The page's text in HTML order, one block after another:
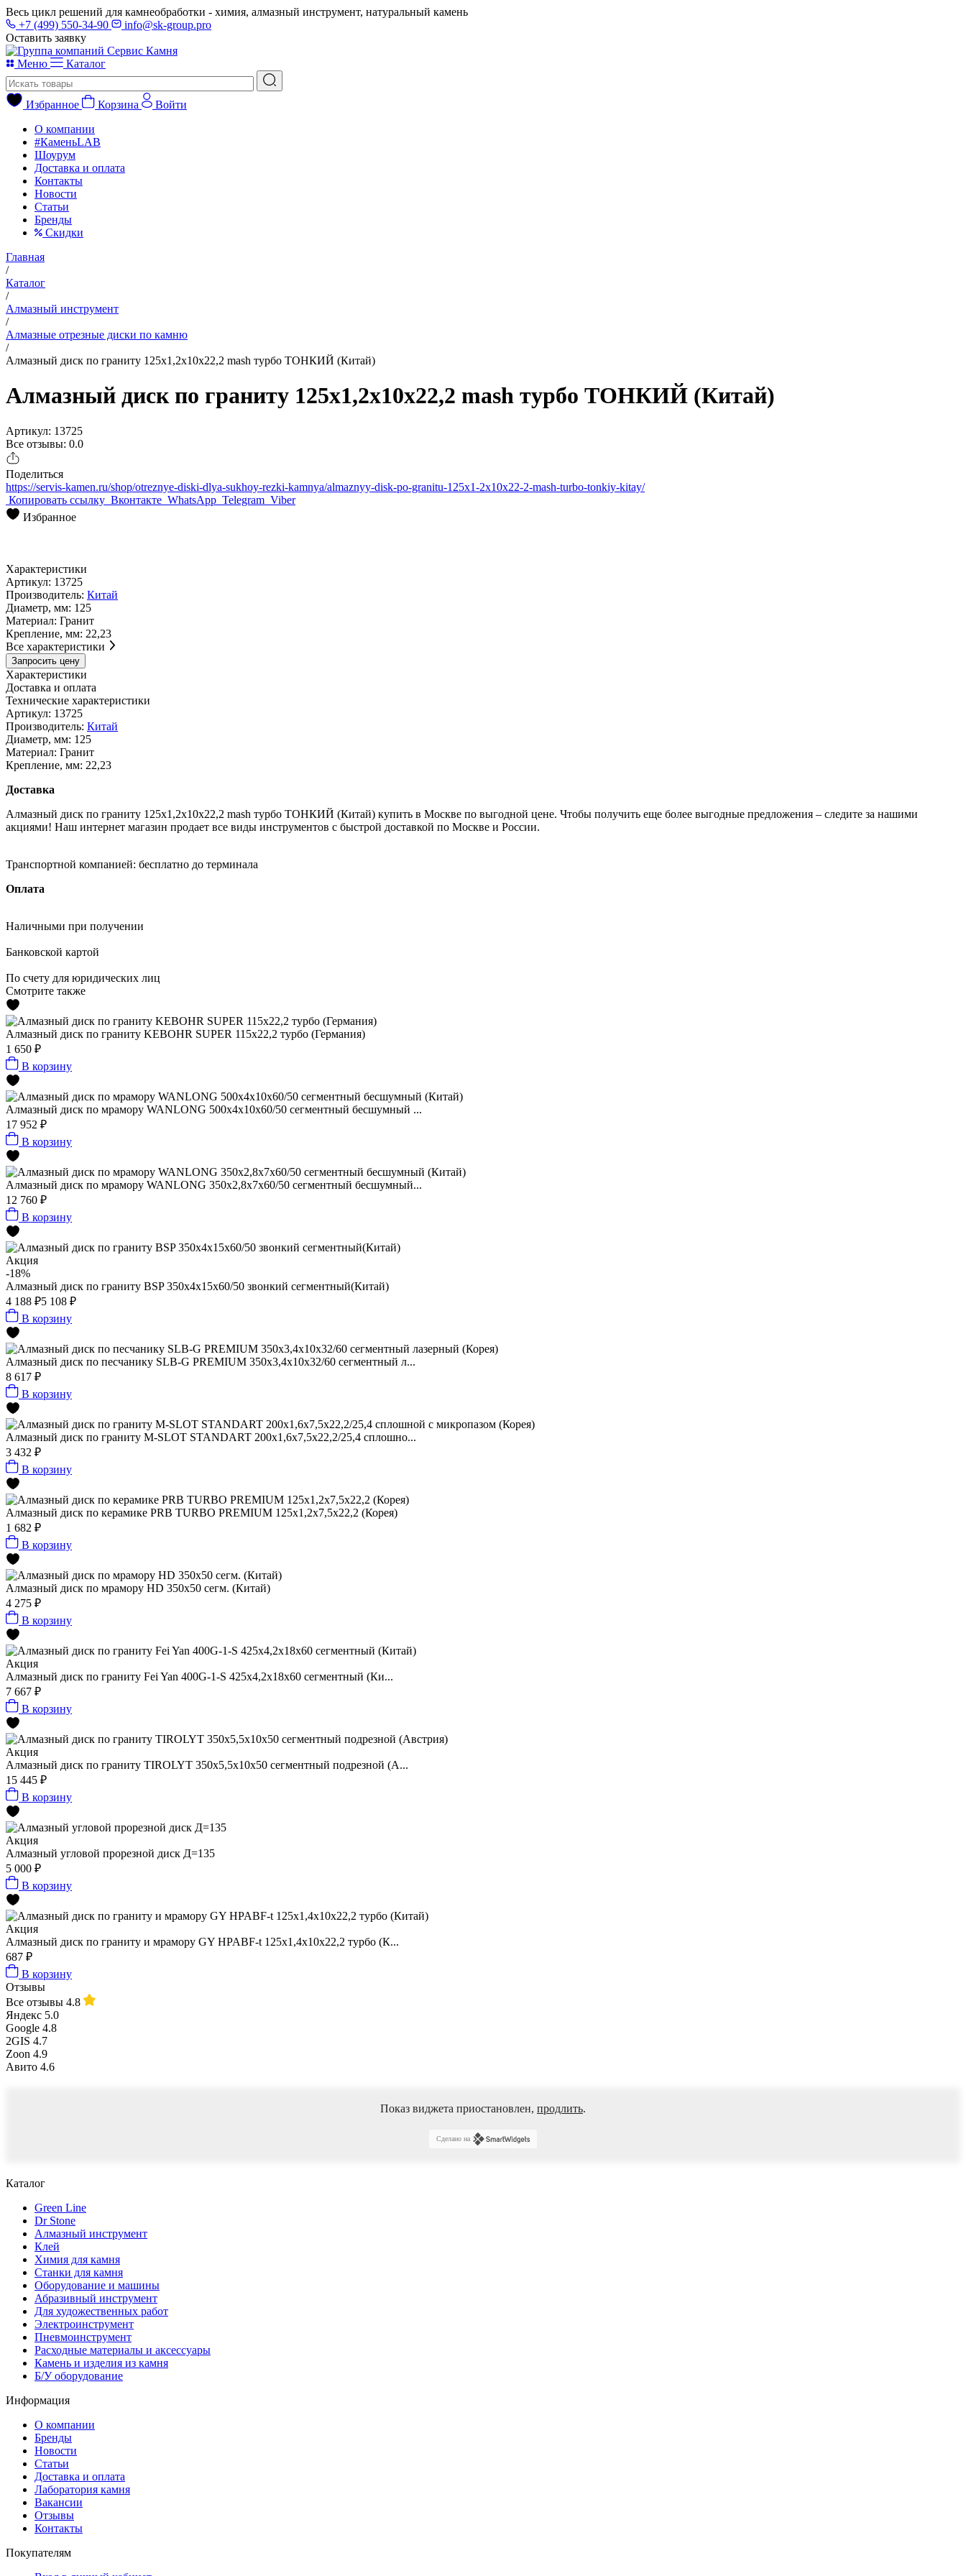
Весь цикл решений для камнеобработки - химия, алмазный инструмент, натуральный камень
+7 (499) 550-34-90
info@sk-group.pro
Оставить заявку
Меню Каталог
Избранное Корзина
Войти
О компании
#КаменьLAB
Шоурум
Доставка и оплата
Контакты
Новости
Статьи
Бренды
Скидки
Главная
/
Каталог
/
Алмазный инструмент
/
Алмазные отрезные диски по камню
/
Алмазный диск по граниту 125x1,2x10x22,2 mash турбо ТОНКИЙ (Китай)
Алмазный диск по граниту 125x1,2x10x22,2 mash турбо ТОНКИЙ (Китай)
Артикул: 13725
Все отзывы: 0.0
Поделиться
https://servis-kamen.ru/shop/otreznye-diski-dlya-sukhoy-rezki-kamnya/almaznyy-disk-po-granitu-125x1-2x10x22-2-mash-turbo-tonkiy-kitay/
Копировать ссылку Вконтакте WhatsApp Telegram Viber
Избранное
Характеристики
Артикул: 13725
Производитель: Китай
Диаметр, мм: 125
Материал: Гранит
Крепление, мм: 22,23
Все характеристики
Запросить цену
Характеристики
Доставка и оплата
Технические характеристики
Артикул: 13725
Производитель: Китай
Диаметр, мм: 125
Материал: Гранит
Крепление, мм: 22,23
Доставка
Алмазный диск по граниту 125x1,2x10x22,2 mash турбо ТОНКИЙ (Китай) купить в Москве по выгодной цене. Чтобы получить еще более выгодные предложения – следите за нашими
акциями! Наш интернет магазин продает все виды инструментов с быстрой доставкой по Москве и России.
Транспортной компанией: бесплатно до терминала
Оплата
Наличными при получении
Банковской картой
По счету для юридических лиц
Смотрите также
Алмазный диск по граниту KEBOHR SUPER 115x22,2 турбо (Германия)
1 650 ₽
В корзину
Алмазный диск по мрамору WANLONG 500х4х10х60/50 сегментный бесшумный ...
17 952 ₽
В корзину
Алмазный диск по мрамору WANLONG 350х2,8х7х60/50 сегментный бесшумный...
12 760 ₽
В корзину
Акция
-18%
Алмазный диск по граниту BSP 350x4x15x60/50 звонкий сегментный(Китай)
4 188 ₽5 108 ₽
В корзину
Алмазный диск по песчанику SLB-G PREMIUM 350х3,4х10х32/60 сегментный л...
8 617 ₽
В корзину
Алмазный диск по граниту M-SLOT STANDART 200x1,6x7,5x22,2/25,4 сплошно...
3 432 ₽
В корзину
Алмазный диск по керамике PRB TURBO PREMIUM 125x1,2x7,5x22,2 (Корея)
1 682 ₽
В корзину
Алмазный диск по мрамору HD 350x50 сегм. (Китай)
4 275 ₽
В корзину
Акция
Алмазный диск по граниту Fei Yan 400G-1-S 425x4,2x18x60 сегментный (Ки...
7 667 ₽
В корзину
Акция
Алмазный диск по граниту TIROLYT 350x5,5x10x50 сегментный подрезной (А...
15 445 ₽
В корзину
Акция
Алмазный угловой прорезной диск Д=135
5 000 ₽
В корзину
Акция
Алмазный диск по граниту и мрамору GY HPABF-t 125x1,4x10x22,2 турбо (К...
687 ₽
В корзину
Отзывы
Все отзывы 4.8
Яндекс 5.0
Google 4.8
2GIS 4.7
Zoon 4.9
Авито 4.6
Показ виджета приостановлен, продлить.
Сделано на
Каталог
Green Line
Dr Stone
Алмазный инструмент
Клей
Химия для камня
Станки для камня
Оборудование и машины
Абразивный инструмент
Для художественных работ
Электроинструмент
Пневмоинструмент
Расходные материалы и аксессуары
Камень и изделия из камня
Б/У оборудование
Информация
О компании
Бренды
Новости
Статьи
Доставка и оплата
Лаборатория камня
Вакансии
Отзывы
Контакты
Покупателям